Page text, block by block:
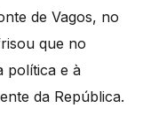
de Vagos, no
que no
política e à
da República.